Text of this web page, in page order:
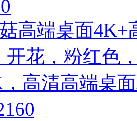
高端桌面4K+